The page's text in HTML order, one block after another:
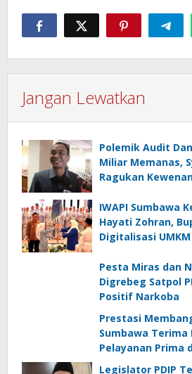
Jangan Lewatkan
Polemik Audit
Miliar Memanas,
Ragukan
IWAPI Sumbawa
Hayati Zohran,
Digitalisasi UMKM
Pesta Miras dan
Digrebeg Satpol
Positif Narkoba
Prestasi
Sumbawa
Pelayanan Prima
Legislator PDIP